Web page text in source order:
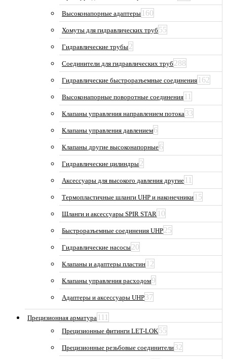
Высоконапорные адаптеры 160
Хомуты для гидравлических труб 55
Гидравлические трубы2
Соединители для гидравлических труб 288
Гидравлические быстроразъемные соединения 162
Высоконапорные поворотные соединения 11
Клапаны управления направлением потока33
Клапаны управления давлением6
Клапаны другие высоконапорные6
Гидравлические цилиндры2
Аксессуары для высокого давления другие 11
Термопластичные шланги UHP и наконечники 15
Шланги и аксессуары SPIR STAR 10
Быстроразъемные соединения UHP25
Гидравлические насосы20
Клапаны и адаптеры пластин 12
Клапаны управления расходом9
Адаптеры и аксессуары UHP37
Прецизионная арматура 111
Прецизионные фитинги LET-LOK55
Прецизионные резьбовые соединители32